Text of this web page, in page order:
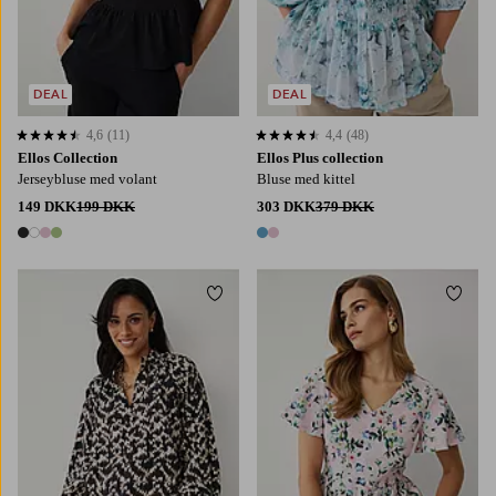
Ellos Collection
Jerseybluse med volant
149 DKK199 DKK
4 farver
4,6 baseret på 11 bedømmelser
4,6 (11)
DEAL
Ellos Plus collection
Bluse med kittel
303 DKK379 DKK
2 farver
4,4 baseret på 48 bedømmelser
4,4 (48)
DEAL
Tilføj til favoritter
42/44 46/4850/52